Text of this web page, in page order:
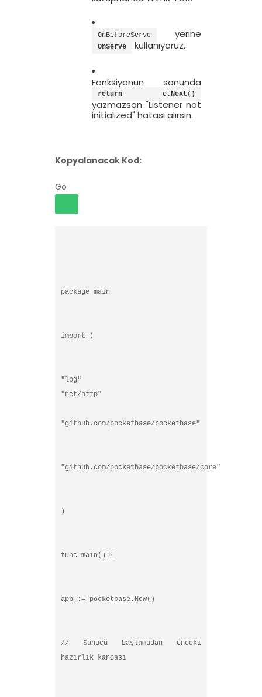
OnBeforeServe yerine
OnServe kullanıyoruz.
Fonksiyonun sonunda
return e.Next()
yazmazsan "Listener not
initialized" hatası alırsın.
Kopyalanacak Kod:
Go
package main
import (
"log"
"net/http"
"github.com/pocketbase/pocketbase"
"github.com/pocketbase/pocketbase/core"
)
func main() {
app := pocketbase.New()
// Sunucu başlamadan önceki
hazırlık kancası